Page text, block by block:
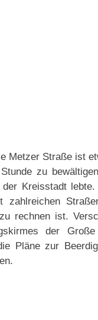
Metzer Straße ist
zu
Kreisstadt
rechnen ist.
der
Pläne zur